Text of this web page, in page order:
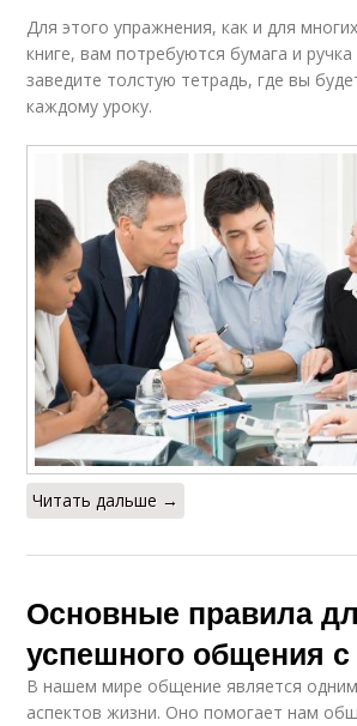
Для этого упражнения, как и для
книге, вам потребуются бумага и
заведите толстую тетрадь, где вы
каждому уроку.
Читать дальше →
Основные правила
успешного общения
В нашем мире общение является
аспектов жизни. Оно помогает нам